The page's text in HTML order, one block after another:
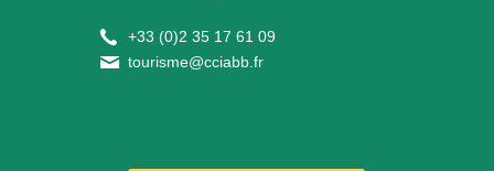
+33 (0)2 35 17 61 09
tourisme@cciabb.fr